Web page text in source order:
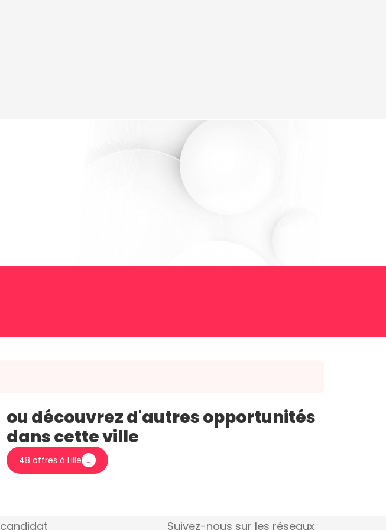
ou découvrez d'autres opportunités
dans cette ville
48 offres à Lille
candidat Suivez-nous sur les réseaux